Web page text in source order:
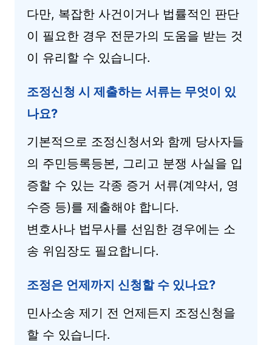
다만, 복잡한 사건이거나 법률적인 판단
이 필요한 경우 전문가의 도움을 받는 것
이 유리할 수 있습니다.
조정신청 시 제출하는 서류는 무엇이 있
나요?
기본적으로 조정신청서와 함께 당사자들
의 주민등록등본, 그리고 분쟁 사실을 입
증할 수 있는 각종 증거 서류(계약서, 영
수증 등)를 제출해야 합니다.
변호사나 법무사를 선임한 경우에는 소
송 위임장도 필요합니다.
조정은 언제까지 신청할 수 있나요?
민사소송 제기 전 언제든지 조정신청을
할 수 있습니다.